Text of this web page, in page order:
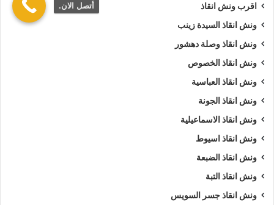
اقرب ونش انقاذ
ونش انقاذ السيدة زينب
ونش انقاذ وصلة دهشور
ونش انقاذ الخصوص
ونش انقاذ العباسية
ونش انقاذ الجونة
ونش انقاذ الاسماعيلية
ونش انقاذ اسيوط
ونش انقاذ الضبعة
ونش انقاذ التبة
ونش انقاذ جسر السويس
أتصل الان.